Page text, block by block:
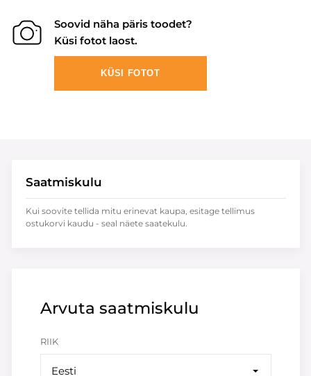
Soovid näha päris toodet?
Küsi fotot laost.
KÜSI FOTOT
Arvuta saatmiskulu
RIIK
Eesti
Saatmiskulu
Kui soovite tellida mitu erinevat kaupa, esitage tellimus
ostukorvi kaudu - seal näete saatekulu.